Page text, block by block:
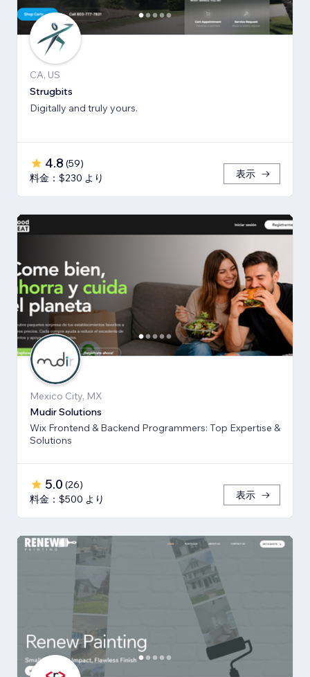
CA, US
Strugbits
Digitally and truly yours.
4.8 (59)
料金：$230 より
表示
Mexico City, MX
Mudir Solutions
Wix Frontend & Backend Programmers: Top Expertise &
Solutions
5.0 (26)
料金：$500 より
表示